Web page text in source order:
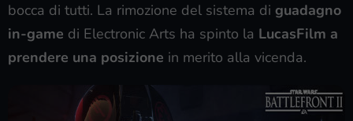
bocca di tutti. La rimozione del sistema di guadagno
in-game di Electronic Arts ha spinto la LucasFilm a
prendere una posizione in merito alla vicenda.